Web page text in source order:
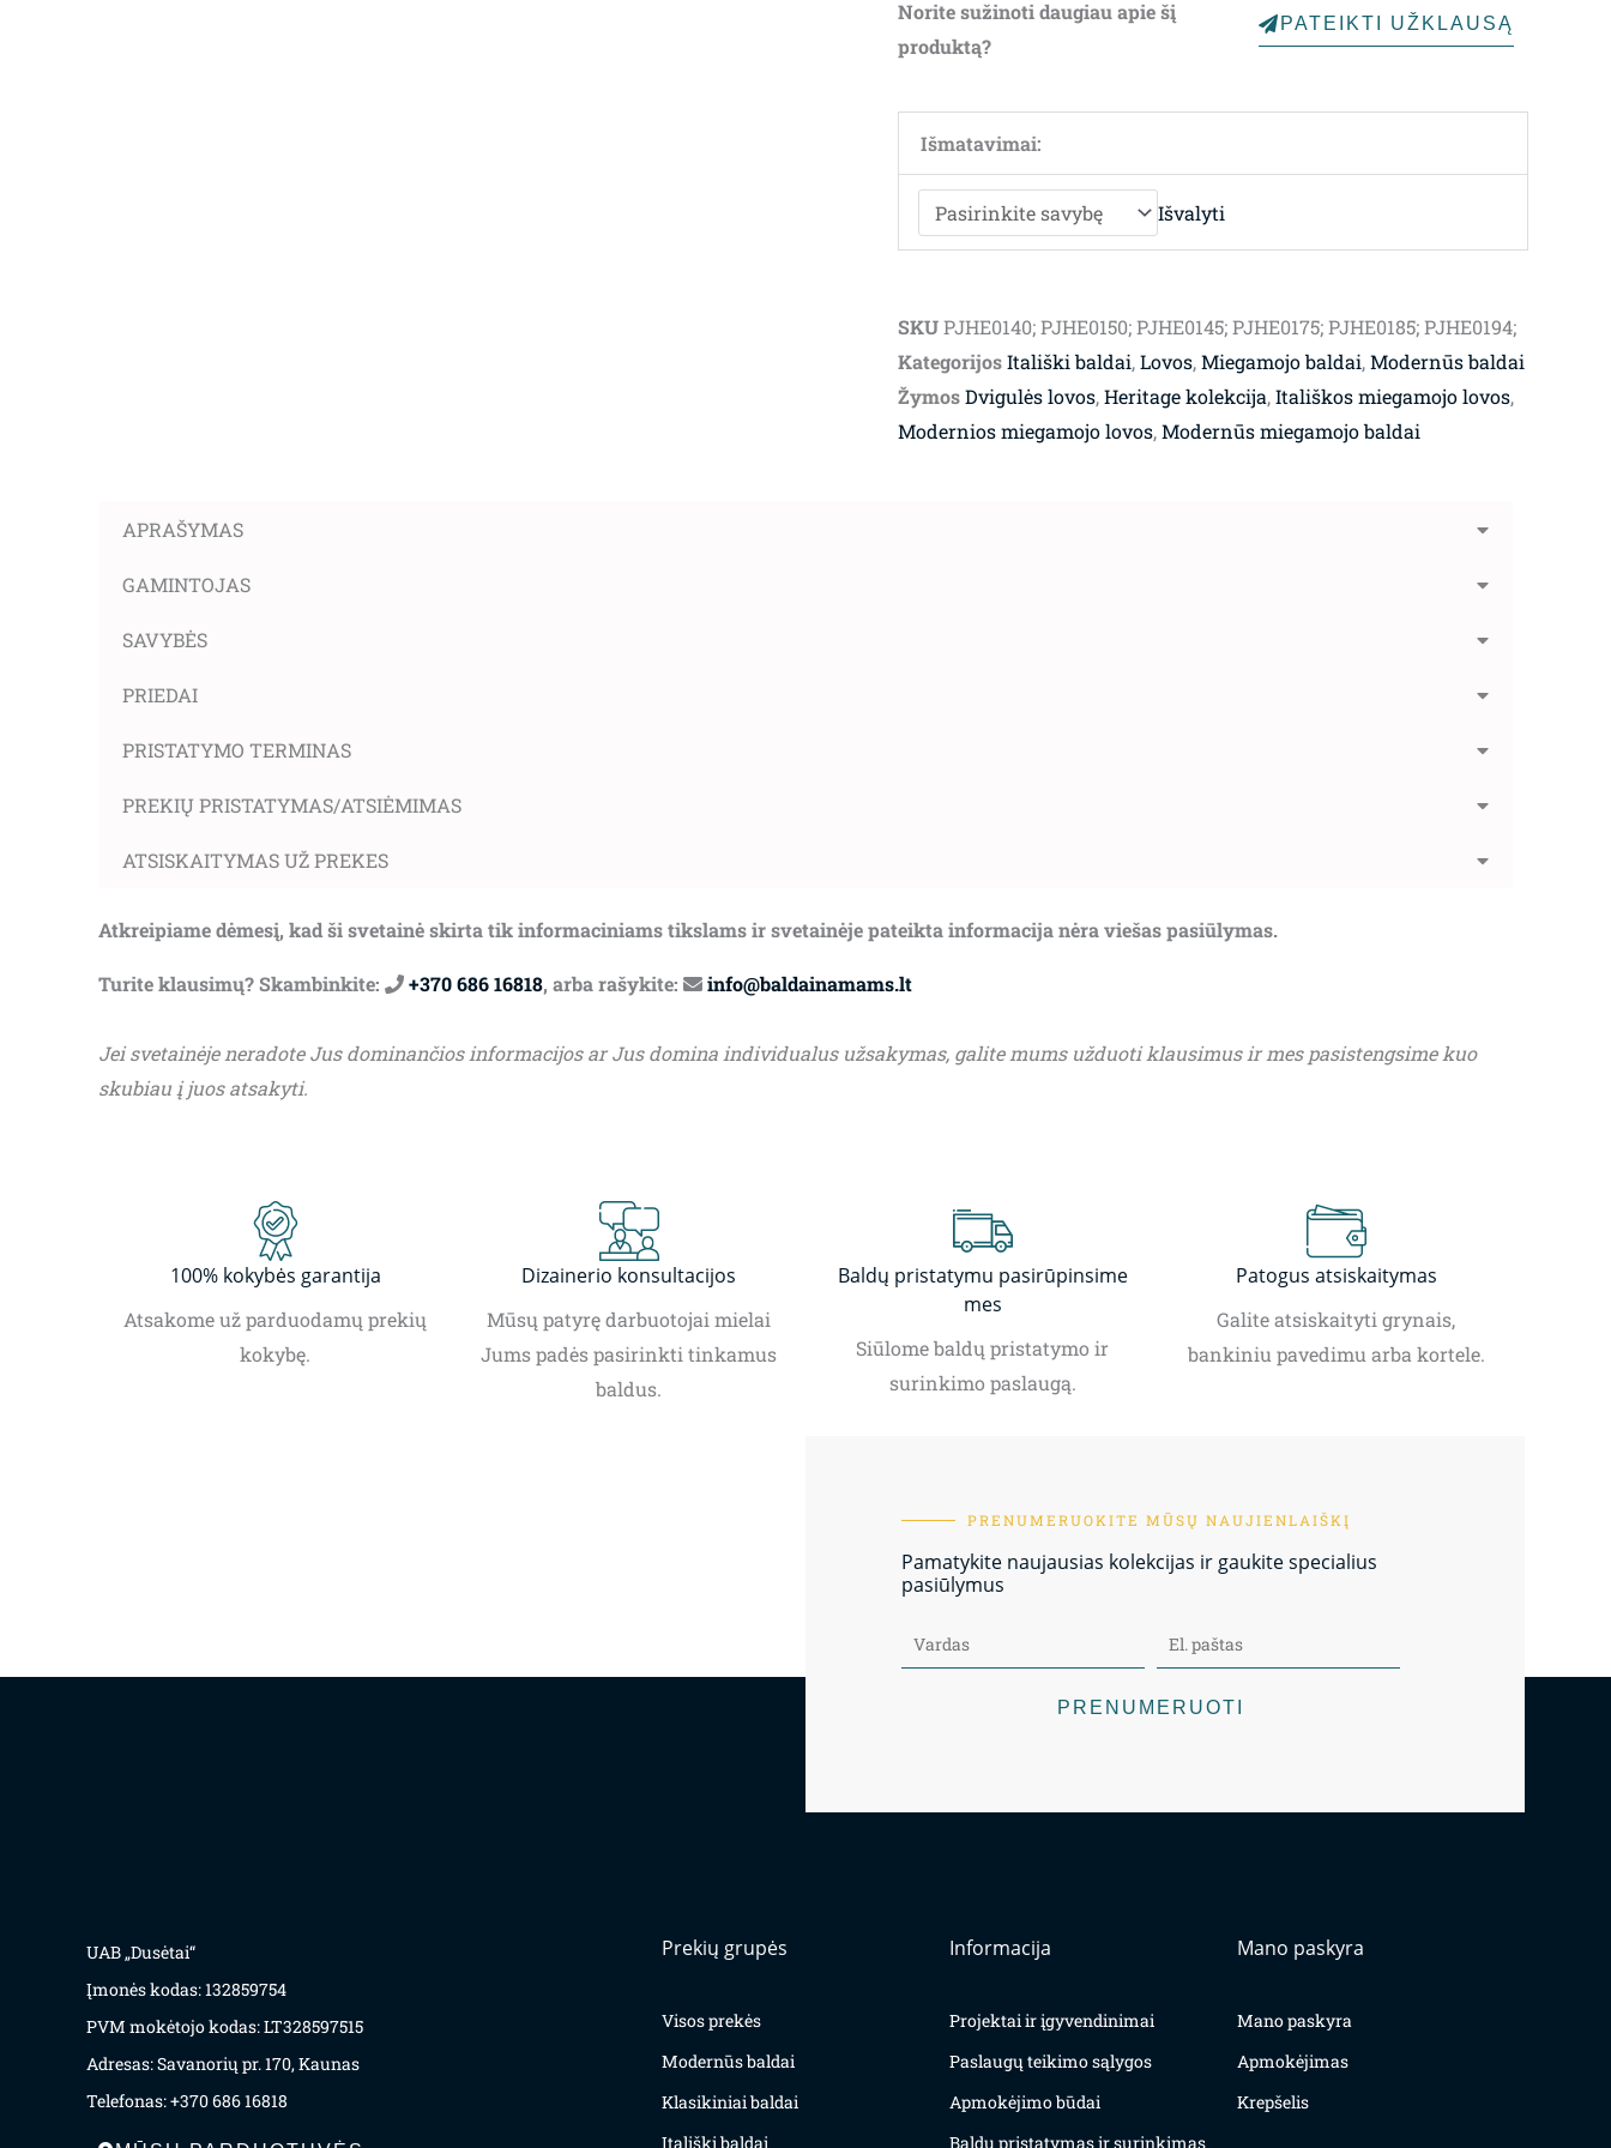
through
Norite sužinoti daugiau apie šį
produktą?
PATEIKTI UŽKLAUSĄ
Išmatavimai:
Išvalyti
SKUPJHE0140; PJHE0150; PJHE0145; PJHE0175; PJHE0185; PJHE0194;
KategorijosItališki baldai,Lovos,Miegamojo baldai,Modernūs baldai
ŽymosDvigulės lovos,Heritage kolekcija,Itališkos miegamojo lovos,
Modernios miegamojo lovos,Modernūs miegamojo baldai
APRAŠYMAS
GAMINTOJAS
SAVYBĖS
PRIEDAI
PRISTATYMO TERMINAS
PREKIŲ PRISTATYMAS/ATSIĖMIMAS
ATSISKAITYMAS UŽ PREKES
Atkreipiame dėmesį, kad ši svetainė skirta tik informaciniams tikslams ir svetainėje pateikta informacija nėra viešas pasiūlymas.
Turite klausimų? Skambinkite: +370 686 16818, arba rašykite: info@baldainamams.lt
Jei svetainėje neradote Jus dominančios informacijos ar Jus domina individualus užsakymas, galite mums užduoti klausimus ir mes pasistengsime kuo
skubiau į juos atsakyti.
100% kokybės garantija
Atsakome už parduodamų prekių
kokybę.
Dizainerio konsultacijos
Mūsų patyrę darbuotojai mielai
Jums padės pasirinkti tinkamus
baldus.
Baldų pristatymu pasirūpinsime
mes
Siūlome baldų pristatymo ir
surinkimo paslaugą.
Patogus atsiskaitymas
Galite atsiskaityti grynais,
bankiniu pavedimu arba kortele.
PRENUMERUOKITE MŪSŲ NAUJIENLAIŠKĮ
Pamatykite naujausias kolekcijas ir gaukite specialius
pasiūlymus
PRENUMERUOTI
UAB „Dusėtai“
Įmonės kodas: 132859754
PVM mokėtojo kodas: LT328597515
Adresas: Savanorių pr. 170, Kaunas
Telefonas: +370 686 16818
Prekių grupės
Visos prekės
Modernūs baldai
Klasikiniai baldai
Itališki baldai
Informacija
Projektai ir įgyvendinimai
Paslaugų teikimo sąlygos
Apmokėjimo būdai
Baldų pristatymas ir surinkimas
Mano paskyra
Mano paskyra
Apmokėjimas
Krepšelis